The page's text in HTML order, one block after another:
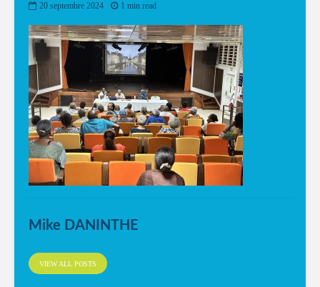
20 septembre 2024 1 min read
Mike DANINTHE
VIEW ALL POSTS